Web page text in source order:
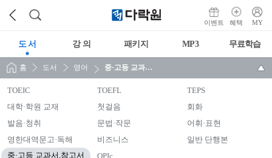
이벤트 혜택 MY
도 서 강 의 패키지 MP3 무료학습
홈 도서 영어 중·고등 교과서,참고서
TOEIC TOEFL
TEPS
대학·학원 교재
첫걸음
회화
발음·청취
문법·작문
어휘·표현
영한대역문고·독해
비즈니스 일반 단행본
중·고등 교과서,참고서 OPIc